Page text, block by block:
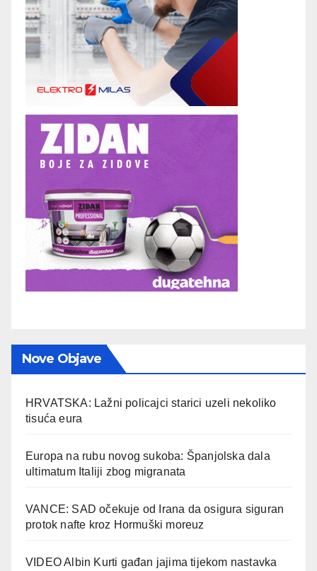
Nove Objave
HRVATSKA: Lažni policajci starici uzeli nekoliko
tisuća eura
Europa na rubu novog sukoba: Španjolska dala
ultimatum Italiji zbog migranata
VANCE: SAD očekuje od Irana da osigura siguran
protok nafte kroz Hormuški moreuz
VIDEO Albin Kurti gađan jajima tijekom nastavka